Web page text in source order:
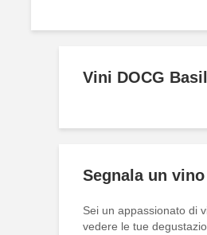
Vini DOCG
Segnala un vino
Sei un appassionato di
vedere le tue